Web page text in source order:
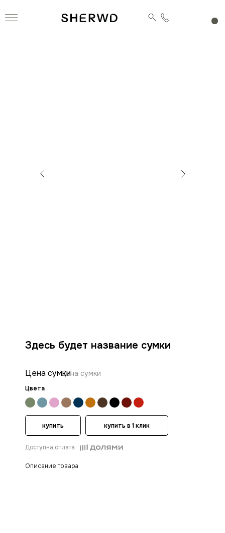
Описание товара
Цена сумки
Цена сумки
Цвета
Здесь будет название сумки
купить купить в 1 клик
Доступна оплата